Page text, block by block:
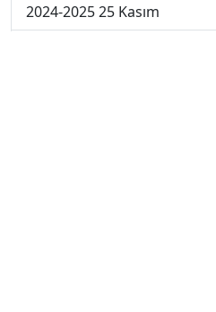
2024-2025 25 Kasım